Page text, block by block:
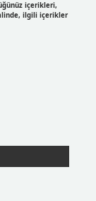
içerikleri,
ilgili içerikler